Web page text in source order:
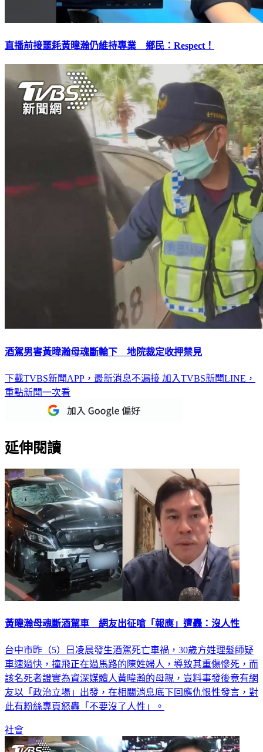
直播前接噩耗黃暐瀚仍維持專業 鄉民：Respect！
酒駕男害黃暐瀚母魂斷輪下 地院裁定收押禁見
下載TVBS新聞APP，最新消息不漏接 加入TVBS新聞LINE，
重點新聞一次看
延伸閱讀
黃暐瀚母魂斷酒駕車 網友出征嗆「報應」遭轟：沒人性
台中市昨（5）日凌晨發生酒駕死亡車禍，30歲方姓理髮師疑
車速過快，撞飛正在過馬路的陳姓婦人，導致其重傷慘死，而
該名死者證實為資深媒體人黃暐瀚的母親，豈料事發後竟有網
友以「政治立場」出發，在相關消息底下回應仇恨性發言，對
此有粉絲專頁怒轟「不要沒了人性」。
社會